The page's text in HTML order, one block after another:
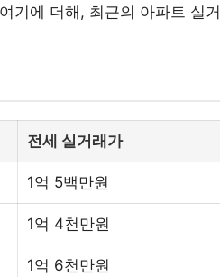
기에 더해, 최근의 아파트 실거
전세 실거래가
1억 5백만원
1억 4천만원
1억 6천만원